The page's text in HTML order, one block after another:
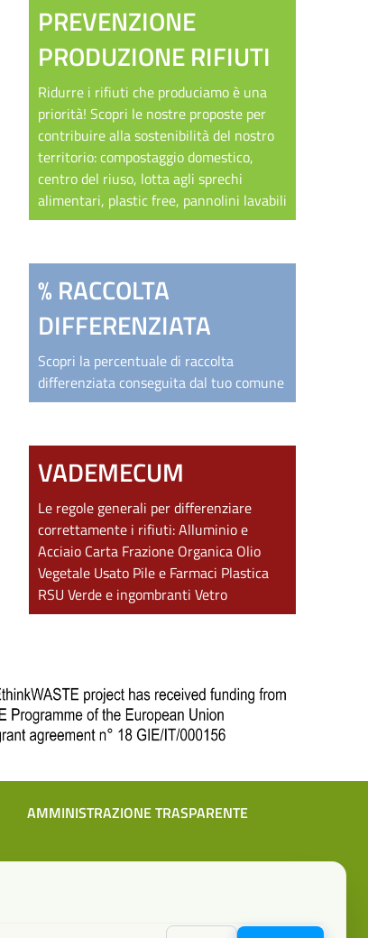
PREVENZIONE
PRODUZIONE RIFIUTI
Ridurre i rifiuti che produciamo è una
priorità! Scopri le nostre proposte per
contribuire alla sostenibilità del nostro
territorio: compostaggio domestico,
centro del riuso, lotta agli sprechi
alimentari, plastic free, pannolini lavabili
% RACCOLTA
DIFFERENZIATA
Scopri la percentuale di raccolta
differenziata conseguita dal tuo comune
VADEMECUM
Le regole generali per differenziare
correttamente i rifiuti:Alluminio e
Acciaio Carta Frazione Organica Olio
Vegetale Usato Pile e Farmaci Plastica
RSU Verde e ingombranti Vetro
AMMINISTRAZIONE TRASPARENTE